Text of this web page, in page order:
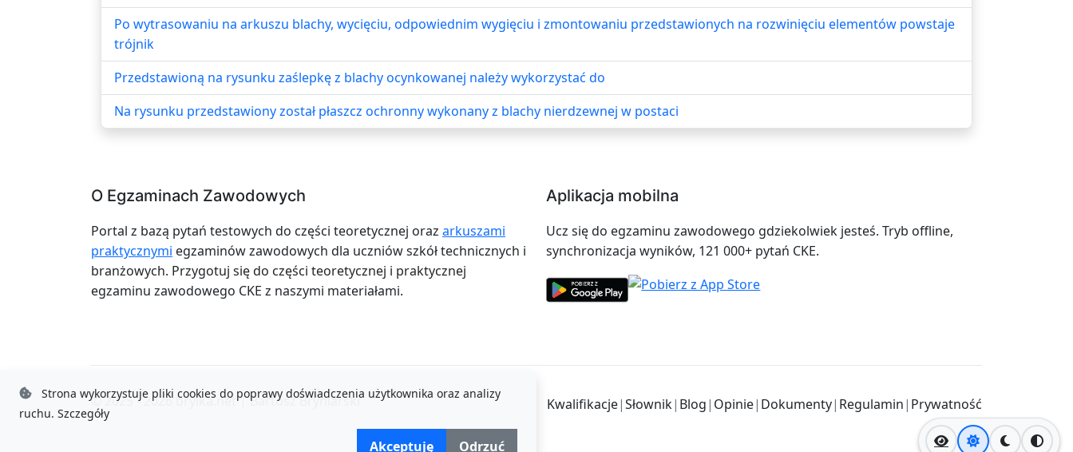
Po wytrasowaniu na arkuszu blachy, wycięciu, odpowiednim wygięciu i zmontowaniu przedstawionych na rozwinięciu elementów powstaje
trójnik
Przedstawioną na rysunku zaślepkę z blachy ocynkowanej należy wykorzystać do
Na rysunku przedstawiony został płaszcz ochronny wykonany z blachy nierdzewnej w postaci
O Egzaminach Zawodowych
Portal z bazą pytań testowych do części teoretycznej oraz arkuszami
praktycznymi egzaminów zawodowych dla uczniów szkół technicznych i
branżowych. Przygotuj się do części teoretycznej i praktycznej
egzaminu zawodowego CKE z naszymi materiałami.
Aplikacja mobilna
Ucz się do egzaminu zawodowego gdziekolwiek jesteś. Tryb offline,
synchronizacja wyników, 121 000+ pytań CKE.
© 2025 - 2026 brylka.net |Bartosz Bryniarski Kwalifikacje|Słownik| Blog| Opinie| Dokumenty| Regulamin| Prywatność
Strona wykorzystuje pliki cookies do poprawy doświadczenia użytkownika oraz analizy
ruchu. Szczegóły
Akceptuję Odrzuć